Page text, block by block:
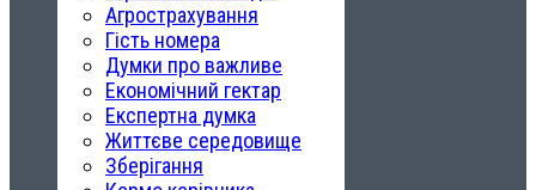
Агрострахування
Гість номера
Думки про важливе
Економічний гектар
Експертна думка
Життєве середовище
Зберігання